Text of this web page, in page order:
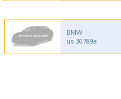
BMW
us-30789a